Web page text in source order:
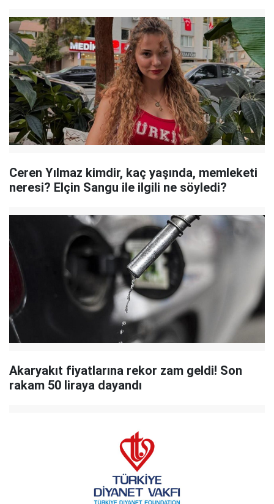
Ceren Yılmaz kimdir, kaç yaşında, memleketi
neresi? Elçin Sangu ile ilgili ne söyledi?
Akaryakıt fiyatlarına rekor zam geldi! Son
rakam 50 liraya dayandı